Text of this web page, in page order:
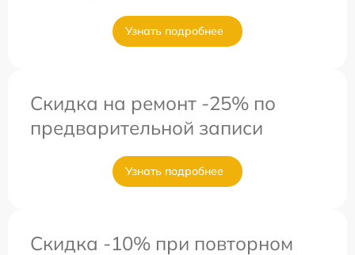
Узнать подробнее
Скидка на ремонт -25% по
предварительной записи
Узнать подробнее
Скидка -10% при повторном